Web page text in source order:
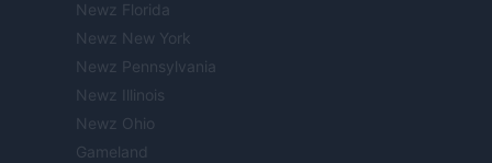
Newz Florida
Newz New York
Newz Pennsylvania
Newz Illinois
Newz Ohio
Gameland